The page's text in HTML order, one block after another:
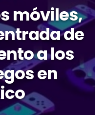
móviles,
de
a los
en